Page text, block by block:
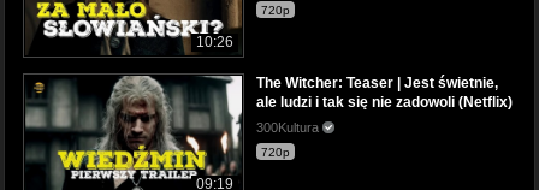
10:26
720p
09:19
The Witcher: Teaser | Jest świetnie,
ale ludzi i tak się nie zadowoli (Netflix)
300Kultura
720p